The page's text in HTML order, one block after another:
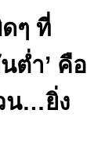
ๆ ที่
ต่ำ’ คือ
น…ยิ่ง